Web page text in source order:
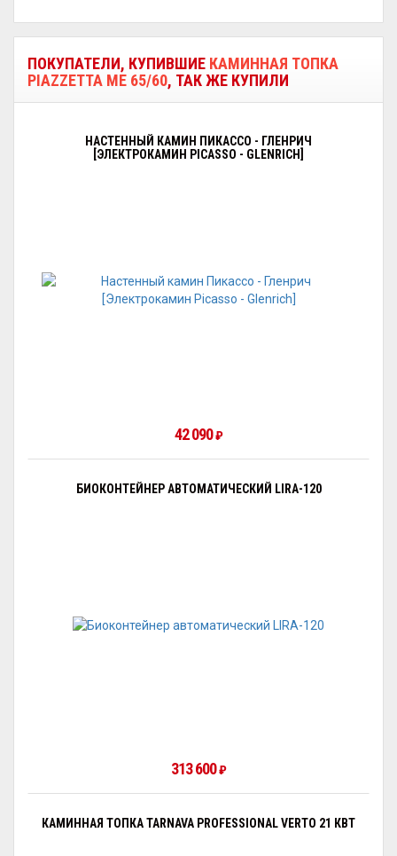
ПОКУПАТЕЛИ, КУПИВШИЕ КАМИННАЯ ТОПКА
PIAZZETTA ME 65/60, ТАК ЖЕ КУПИЛИ
НАСТЕННЫЙ КАМИН ПИКАССО - ГЛЕНРИЧ
[ЭЛЕКТРОКАМИН PICASSO - GLENRICH]
42 090₽
БИОКОНТЕЙНЕР АВТОМАТИЧЕСКИЙ LIRA-120
313 600₽
КАМИННАЯ ТОПКА TARNAVA PROFESSIONAL VERTO 21 КВТ